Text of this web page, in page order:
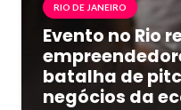
RIO DE JANEIRO
Evento no Rio
batalha de
negócios da